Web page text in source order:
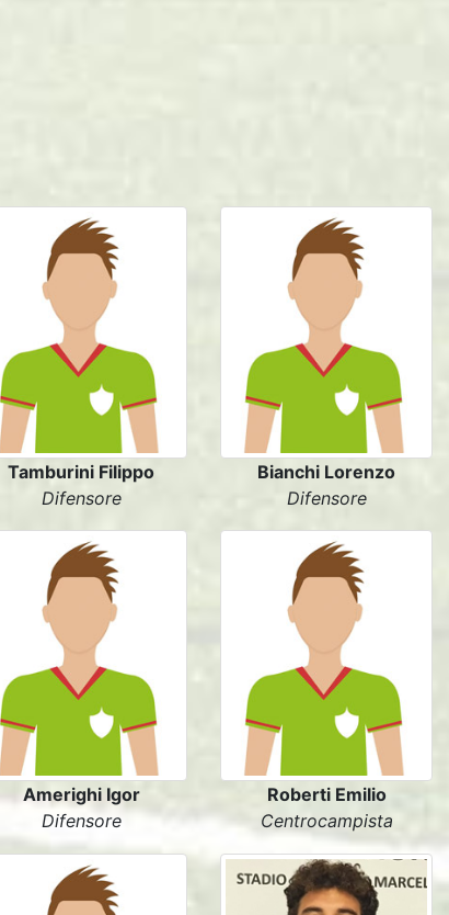
Tamburini Filippo
Difensore
Bianchi Lorenzo
Difensore
Amerighi Igor
Difensore
Roberti Emilio
Centrocampista